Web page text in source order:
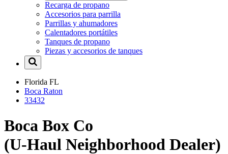
Recarga de propano
Accesorios para parrilla
Parrillas y ahumadores
Calentadores portátiles
Tanques de propano
Piezas y accesorios de tanques
Florida FL
Boca Raton
33432
Boca Box Co
(U-Haul Neighborhood Dealer)